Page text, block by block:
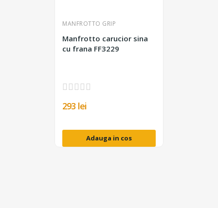
MANFROTTO GRIP
Manfrotto carucior sina
cu frana FF3229
293 lei
Adauga in cos